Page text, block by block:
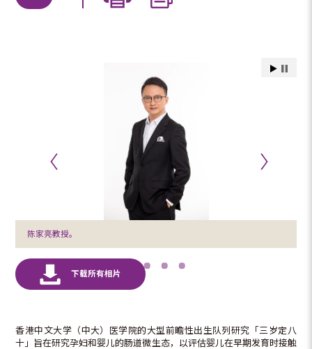
陈家亮教授。
香港中文大学（中大）医学院的大型前瞻性出生队列研究「三岁定八
十」旨在研究孕妇和婴儿的肠道微生态，以评估婴儿在早期发育时接触